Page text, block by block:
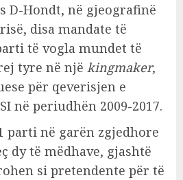
D-Hondt, në gjeografinë
disa mandate të
të vogla mundet të
tyre në një kingmaker,
për qeverisjen e
në periudhën 2009-2017.
parti në garën zgjedhore
dy të mëdhave, gjashtë
si pretendente për të